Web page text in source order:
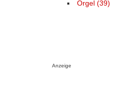
Orgel (39)
Anzeige